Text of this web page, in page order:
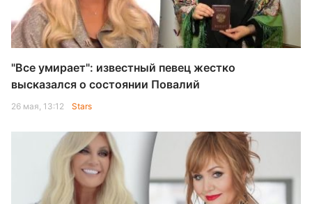
"Все умирает": известный певец жестко
высказался о состоянии Повалий
26 мая, 13:12 Stars